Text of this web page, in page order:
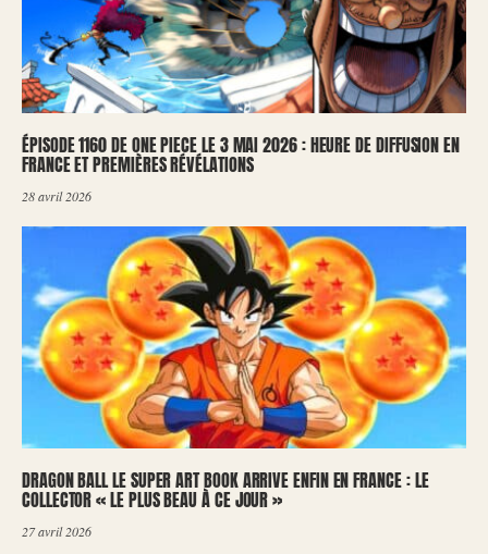
ÉPISODE 1160 DE ONE PIECE LE 3 MAI 2026 : HEURE DE DIFFUSION EN
FRANCE ET PREMIÈRES RÉVÉLATIONS
28 avril 2026
DRAGON BALL LE SUPER ART BOOK ARRIVE ENFIN EN FRANCE : LE
COLLECTOR « LE PLUS BEAU À CE JOUR »
27 avril 2026